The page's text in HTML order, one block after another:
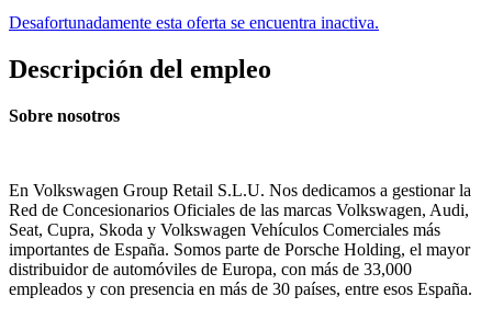
Desafortunadamente esta oferta se encuentra inactiva.
Descripción del empleo
Sobre nosotros
En Volkswagen Group Retail S.L.U. Nos dedicamos a gestionar la
Red de Concesionarios Oficiales de las marcas Volkswagen, Audi,
Seat, Cupra, Skoda y Volkswagen Vehículos Comerciales más
importantes de España. Somos parte de Porsche Holding, el mayor
distribuidor de automóviles de Europa, con más de 33,000
empleados y con presencia en más de 30 países, entre esos España.